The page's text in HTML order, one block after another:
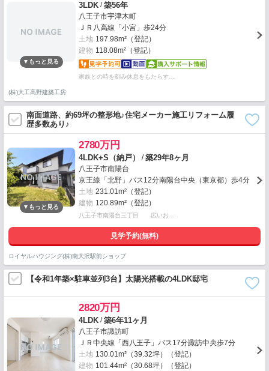
3LDK /築56年
八王子市宇津木町
ＪＲ八高線「小宮」歩24分
土地 197.98m²（登記）
建物 118.08m²（登記）
家族との時を刻み休息をもたらす…
(株)大工高野建築工房
南面道路、約69坪の整形地♪住宅メーカー施工リフォーム履
歴多数あり♪
2780万円
4LDK+S（納戸） /築29年8ヶ月
八王子市南陽台
京王線「北野」バス12分南陽台中央（東京都）歩4分
土地 231.01m²（登記）
建物 120.89m²（登記）
八王子市南陽台三丁目 広いお…
見学予約(無料)
ロイヤルハウジング(株)南大沢駅前ショップ
【令和1年築×駐車並列3台】太陽光搭載の4LDK邸宅
2820万円
4LDK /築6年11ヶ月
八王子市諏訪町
ＪＲ中央線「西八王子」バス17分諏訪中央歩7分
土地 130.01m²（39.32坪）（登記）
建物 101.44m²（30.68坪）（登記）